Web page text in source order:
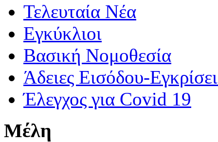
Τελευταία Νέα
Εγκύκλιοι
Βασική Νομοθεσία
Άδειες Εισόδου-
Έλεγχος για Covid 19
Μέλη